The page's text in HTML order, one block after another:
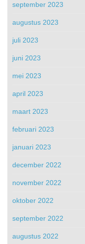
september 2023
augustus 2023
juli 2023
juni 2023
mei 2023
april 2023
maart 2023
februari 2023
januari 2023
december 2022
november 2022
oktober 2022
september 2022
augustus 2022